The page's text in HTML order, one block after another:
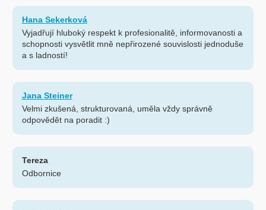
Hana Sekerková
Vyjadřují hluboký respekt k profesionalitě, informovanosti a
schopnosti vysvětlit mně nepřirozené souvislosti jednoduše
a s ladností!
Jana Steiner
Velmi zkušená, strukturovaná, uměla vždy správně
odpovědět na poradit :)
Tereza
Odbornice